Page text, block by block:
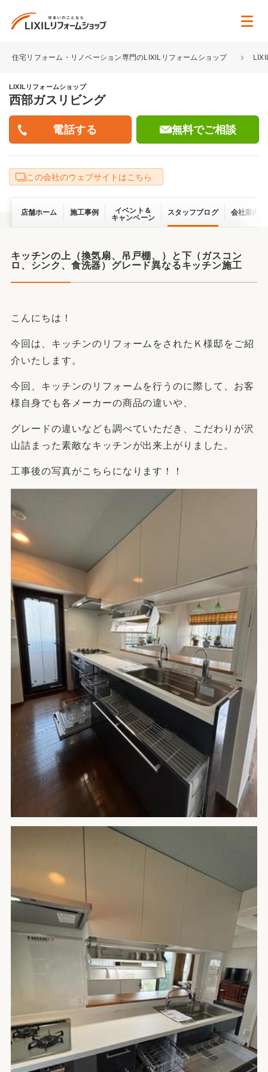
住宅リフォーム・リノベーション専門のLIXILリフォームショップ
LIXILリフォームショップ
西部ガスリビング
無料でご相談
この会社のウェブサイトはこちら
店舗ホーム 施工事例
イベント＆
キャンペーン
スタッフブログ 会社案内
キッチンの上（換気扇、吊戸棚、）と下（ガスコン
ロ、シンク、食洗器）グレード異なるキッチン施工
こんにちは！
今回は、キッチンのリフォームをされたＫ様邸をご紹
介いたします。
今回、キッチンのリフォームを行うのに際して、お客
様自身でも各メーカーの商品の違いや、
グレードの違いなども調べていただき、こだわりが沢
山詰まった素敵なキッチンが出来上がりました。
工事後の写真がこちらになります！！